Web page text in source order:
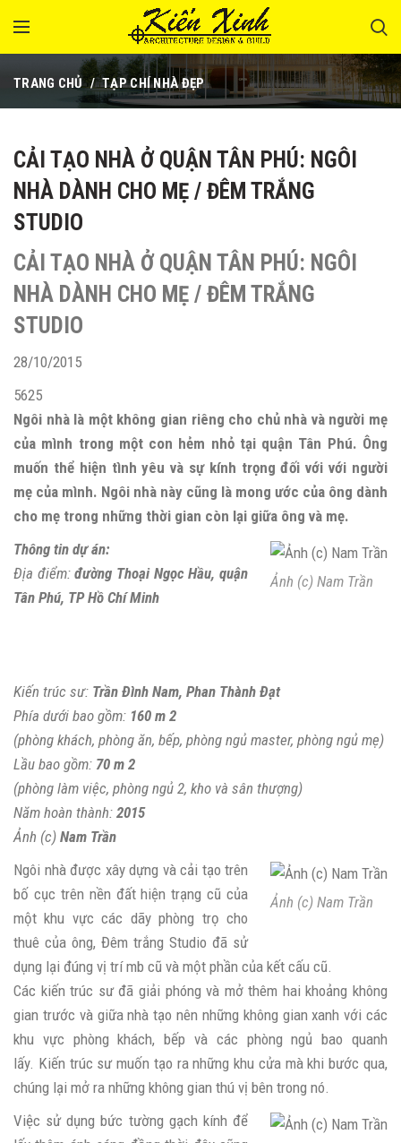
TRANG CHỦ TẠP CHÍ NHÀ ĐẸP
CẢI TẠO NHÀ Ở QUẬN TÂN PHÚ: NGÔI
NHÀ DÀNH CHO MẸ / ĐÊM TRẮNG
STUDIO
CẢI TẠO NHÀ Ở QUẬN TÂN PHÚ: NGÔI
NHÀ DÀNH CHO MẸ / ĐÊM TRẮNG
STUDIO
28/10/2015
5625
Ngôi nhà là một không gian riêng cho chủ nhà và người mẹ
của mình trong một con hẻm nhỏ tại quận Tân Phú. Ông
muốn thể hiện tình yêu và sự kính trọng đối với với người
mẹ của mình. Ngôi nhà này cũng là mong ước của ông dành
cho mẹ trong những thời gian còn lại giữa ông và mẹ.
Ảnh (c) Nam Trần
Thông tin dự án:
Địa điểm:đường Thoại Ngọc Hầu, quận
Tân Phú, TP Hồ Chí Minh
Kiến trúc sư: Trần Đình Nam, Phan Thành Đạt
Phía dưới bao gồm: 160 m 2
(phòng khách, phòng ăn, bếp, phòng ngủ master, phòng ngủ mẹ)
Lầu bao gồm: 70 m 2
(phòng làm việc, phòng ngủ 2, kho và sân thượng)
Năm hoàn thành: 2015
Ảnh (c) Nam Trần
Ảnh (c) Nam Trần
Ngôi nhà được xây dựng và cải tạo trên
bố cục trên nền đất hiện trạng cũ của
một khu vực các dãy phòng trọ cho
thuê của ông, Đêm trắng Studio đã sử
dụng lại đúng vị trí mb cũ và một phần của kết cấu cũ.
Các kiến trúc sư đã giải phóng và mở thêm hai khoảng không
gian trước và giữa nhà tạo nên những không gian xanh với các
khu vực phòng khách, bếp và các phòng ngủ bao quanh
lấy. Kiến trúc sư muốn tạo ra những khu cửa mà khi bước qua,
chúng lại mở ra những không gian thú vị bên trong nó.
Việc sử dụng bức tường gạch kính để